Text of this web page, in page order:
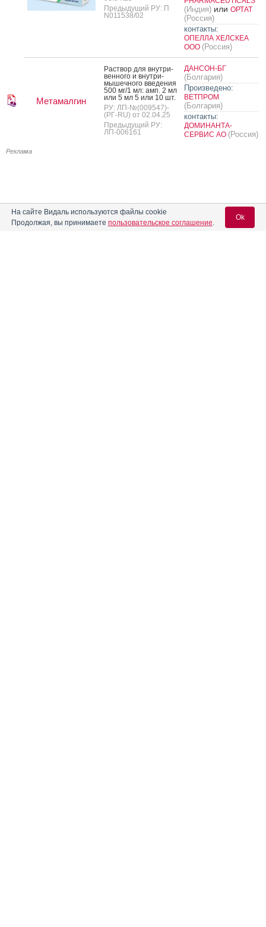
Предыдущий РУ: П
N011538/02
(Индия) или ОРТАТ
(Россия)
контакты:
ОПЕЛЛА ХЕЛСКЕА
ООО (Россия)
Метамалгин
Рас­твор для внут­ри­
вен­но­го и внут­ри­
мышеч­но­го вве­дения
500 мг/1 мл: амп. 2 мл
или 5 мл 5 или 10 шт.
РУ: ЛП-№(009547)-
(РГ-RU) от 02.04.25
Предыдущий РУ:
ЛП-006161
ДАНСОН-БГ
(Болгария)
Произведено:
ВЕТПРОМ
(Болгария)
контакты:
ДОМИНАНТА-
СЕРВИС АО (Россия)
Реклама
На сайте Видаль используются файлы cookie
Продолжая, вы принимаете пользовательское соглашение.
Ok